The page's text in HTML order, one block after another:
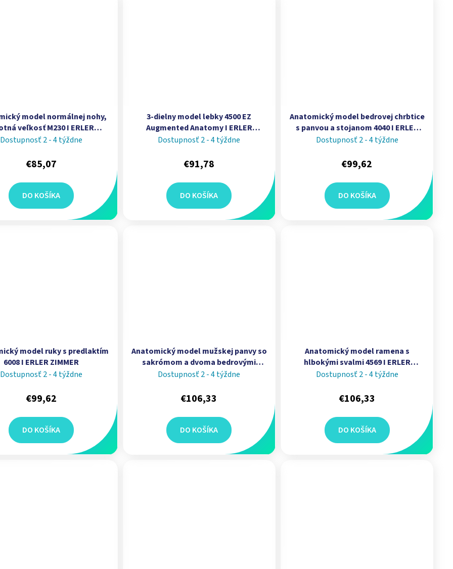
model normálnej nohy,
veľkosť M230 I ERLER
ZIMMER
Dostupnosť 2 - 4 týždne
€85,07
DO KOŠÍKA
3-dielny model lebky 4500 EZ
Augmented Anatomy I ERLER
ZIMMER
Dostupnosť 2 - 4 týždne
€91,78
DO KOŠÍKA
Anatomický model bedrovej chrbtice
s panvou a stojanom 4040 I ERLER
ZIMMER
Dostupnosť 2 - 4 týždne
€99,62
DO KOŠÍKA
model ruky s predlaktím
6008 I ERLER ZIMMER
Dostupnosť 2 - 4 týždne
€99,62
DO KOŠÍKA
Anatomický model mužskej panvy so
sakrómom a dvoma bedrovými
stavcami 4056 I ERLER ZIMMER
Dostupnosť 2 - 4 týždne
€106,33
DO KOŠÍKA
Anatomický model ramena s
hlbokými svalmi 4569 I ERLER
ZIMMER
Dostupnosť 2 - 4 týždne
€106,33
DO KOŠÍKA